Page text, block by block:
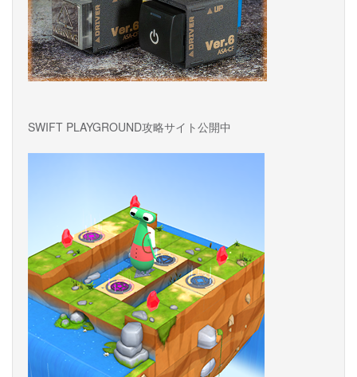
SWIFT PLAYGROUND攻略サイト公開中